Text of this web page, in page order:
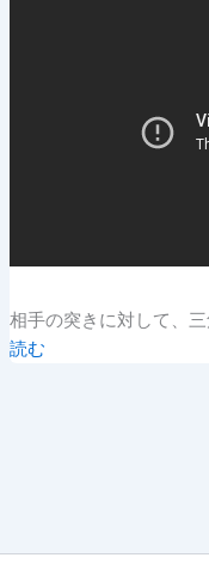
相手の突きに対して、
読む